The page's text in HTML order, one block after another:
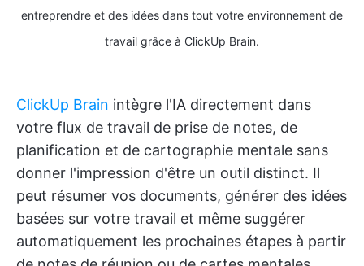
entreprendre et des idées dans tout votre environnement de
travail grâce à ClickUp Brain.
ClickUp Brain intègre l'IA directement dans
votre flux de travail de prise de notes, de
planification et de cartographie mentale sans
donner l'impression d'être un outil distinct. Il
peut résumer vos documents, générer des idées
basées sur votre travail et même suggérer
automatiquement les prochaines étapes à partir